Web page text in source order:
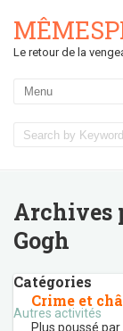
Le retour de la
Archives
Gogh
Catégories
Autres activités
Crime et
Plus poussé